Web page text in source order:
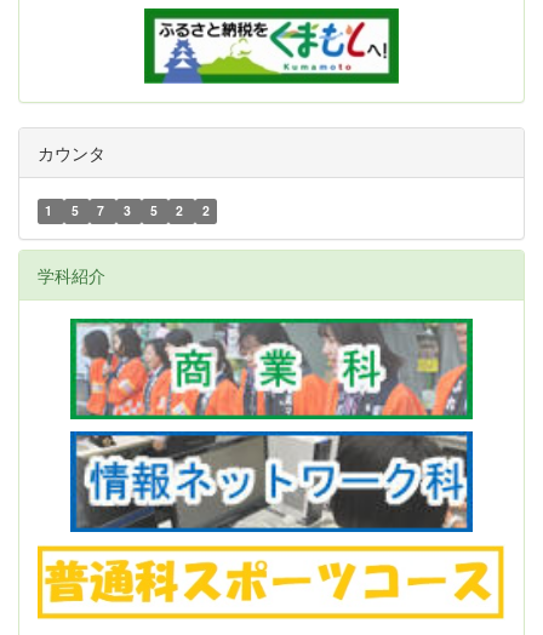
カウンタ
1 5 7 3 5 2 2
学科紹介